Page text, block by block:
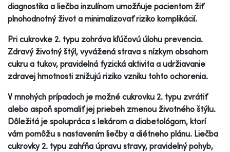
diagnostika a liečba inzulínom umožňuje pacientom žiť
plnohodnotný život a minimalizovať riziko komplikácií.
Pri cukrovke 2. typu zohráva kľúčovú úlohu prevencia.
Zdravý životný štýl, vyvážená strava s nízkym obsahom
cukru a tukov, pravidelná fyzická aktivita a udržiavanie
zdravej hmotnosti znižujú riziko vzniku tohto ochorenia.
V mnohých prípadoch je možné cukrovku 2. typu zvrátiť
alebo aspoň spomaliť jej priebeh zmenou životného štýlu.
Dôležitá je spolupráca s lekárom a diabetológom, ktorí
vám pomôžu s nastavením liečby a diétneho plánu. Liečba
cukrovky 2. typu zahŕňa úpravu stravy, pravidelný pohyb,